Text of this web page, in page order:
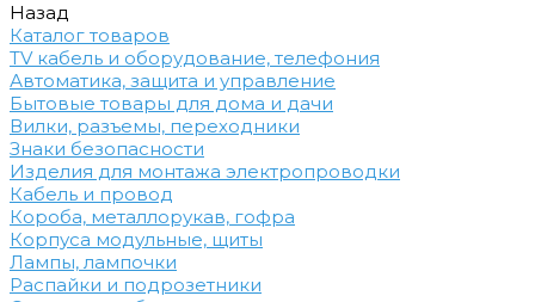
Назад
Каталог товаров
TV кабель и оборудование, телефония
Автоматика, защита и управление
Бытовые товары для дома и дачи
Вилки, разъемы, переходники
Знаки безопасности
Изделия для монтажа электропроводки
Кабель и провод
Короба, металлорукав, гофра
Корпуса модульные, щиты
Лампы, лампочки
Распайки и подрозетники